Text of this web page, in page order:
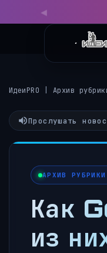
ИдеиPRO Архив
Прослушать
АРХИВ
Как
из